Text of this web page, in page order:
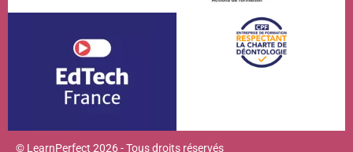
© LearnPerfect 2026 - Tous droits réservés